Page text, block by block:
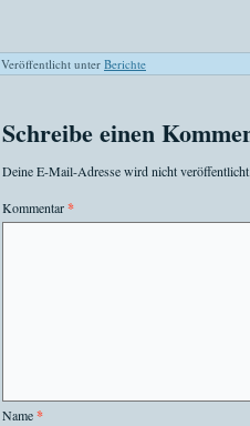
Veröffentlicht unter Berichte
Schreibe einen
Deine E-Mail-Adresse wird nicht veröffentlicht.
Kommentar*
Name*